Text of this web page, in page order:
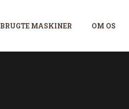
BRUGTE MASKINER OM OS